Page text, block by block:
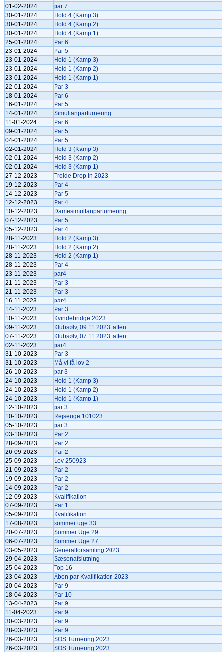
01-02-2024
par 7
30-01-2024
Hold 4 (Kamp 3)
30-01-2024
Hold 4 (Kamp 2)
30-01-2024
Hold 4 (Kamp 1)
25-01-2024
Par 6
23-01-2024
Par 5
23-01-2024
Hold 1 (Kamp 3)
23-01-2024
Hold 1 (Kamp 2)
23-01-2024
Hold 1 (Kamp 1)
22-01-2024
Par 3
18-01-2024
Par 6
16-01-2024
Par 5
14-01-2024
Simultanparturnering
11-01-2024
Par 6
09-01-2024
Par 5
04-01-2024
Par 5
02-01-2024
Hold 3 (Kamp 3)
02-01-2024
Hold 3 (Kamp 2)
02-01-2024
Hold 3 (Kamp 1)
27-12-2023
Trolde Drop In 2023
19-12-2023
Par 4
14-12-2023
Par 5
12-12-2023
Par 4
10-12-2023
Damesimultanparturnering
07-12-2023
Par 5
05-12-2023
Par 4
28-11-2023
Hold 2 (Kamp 3)
28-11-2023
Hold 2 (Kamp 2)
28-11-2023
Hold 2 (Kamp 1)
28-11-2023
Par 4
23-11-2023
par4
21-11-2023
Par 3
21-11-2023
Par 3
16-11-2023
par4
14-11-2023
Par 3
10-11-2023
Kvindebridge 2023
09-11-2023
Klubsølv, 09.11.2023, aften
07-11-2023
Klubsølv, 07.11.2023, aften
02-11-2023
par4
31-10-2023
Par 3
31-10-2023
Må vi få lov 2
26-10-2023
par 3
24-10-2023
Hold 1 (Kamp 3)
24-10-2023
Hold 1 (Kamp 2)
24-10-2023
Hold 1 (Kamp 1)
12-10-2023
par 3
10-10-2023
Rejseuge 101023
05-10-2023
par 3
03-10-2023
Par 2
28-09-2023
Par 2
26-09-2023
Par 2
25-09-2023
Lov 250923
21-09-2023
Par 2
19-09-2023
Par 2
14-09-2023
Par 2
12-09-2023
Kvalifikation
07-09-2023
Par 1
05-09-2023
Kvalifikation
17-08-2023
sommer uge 33
20-07-2023
Sommer Uge 29
06-07-2023
Sommer Uge 27
03-05-2023
Generalforsamling 2023
29-04-2023
Sæsonafslutning
25-04-2023
Top 16
23-04-2023
Åben par Kvalifikation 2023
20-04-2023
Par 9
18-04-2023
Par 10
13-04-2023
Par 9
11-04-2023
Par 9
30-03-2023
Par 9
28-03-2023
Par 9
26-03-2023
SOS Turnering 2023
26-03-2023
SOS Turnering 2023